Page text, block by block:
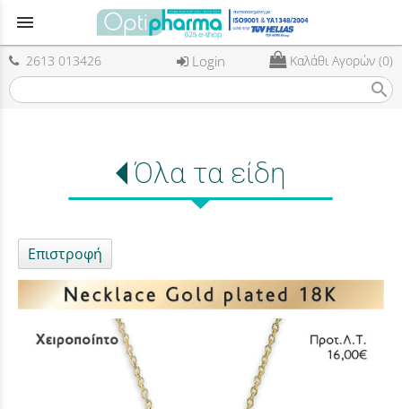
menu
2613 013426 Login Καλάθι Αγορών (0)
search
Όλα τα είδη
Επιστροφή